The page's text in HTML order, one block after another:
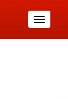
Toggle
navigation